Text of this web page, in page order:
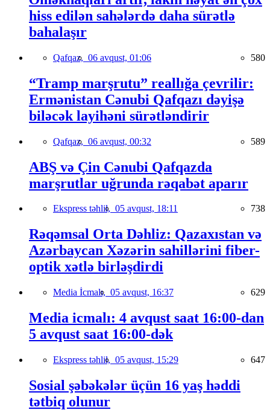
hiss edilən sahələrdə daha sürətlə
bahalaşır
Qafqaz, 06 avqust, 01:06 580
“Tramp marşrutu” reallığa çevrilir:
Ermənistan Cənubi Qafqazı dəyişə
biləcək layihəni sürətləndirir
Qafqaz, 06 avqust, 00:32 589
ABŞ və Çin Cənubi Qafqazda
marşrutlar uğrunda rəqabət aparır
Ekspress təhlil, 05 avqust, 18:11 738
Rəqəmsal Orta Dəhliz: Qazaxıstan və
Azərbaycan Xəzərin sahillərini fiber-
optik xətlə birləşdirdi
Media İcmalı, 05 avqust, 16:37 629
Media icmalı: 4 avqust saat 16:00-dan
5 avqust saat 16:00-dək
Ekspress təhlil, 05 avqust, 15:29 647
Sosial şəbəkələr üçün 16 yaş həddi
tətbiq olunur